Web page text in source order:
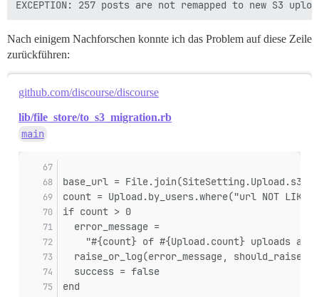
Nach einigem Nachforschen konnte ich das Problem auf diese Zeile
zurückführen:
github.com/discourse/discourse
lib/file_store/to_s3_migration.rb
main
base_url =
count = Upload.by_users.where("url NOT
if count > 0
  error_message =
"#{count} of #{Upload.count} uploads
  raise_or_log(error_message, should_raise)
  success = false
end